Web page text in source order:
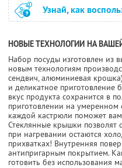
Узнай, как
НОВЫЕ ТЕХНОЛОГИИ НА
Набор посуды изготовлен из
новым технологиям
сендвич, алюминиевая
и деликатное приготовление
вкус продукта сохранится в
приготовлении на умеренном
каждой кастрюли поможет
Стеклянные крышки позволят
при нагревании остаются
прихватках! Внутренняя
антипригарным покрытием.
готовить без использования